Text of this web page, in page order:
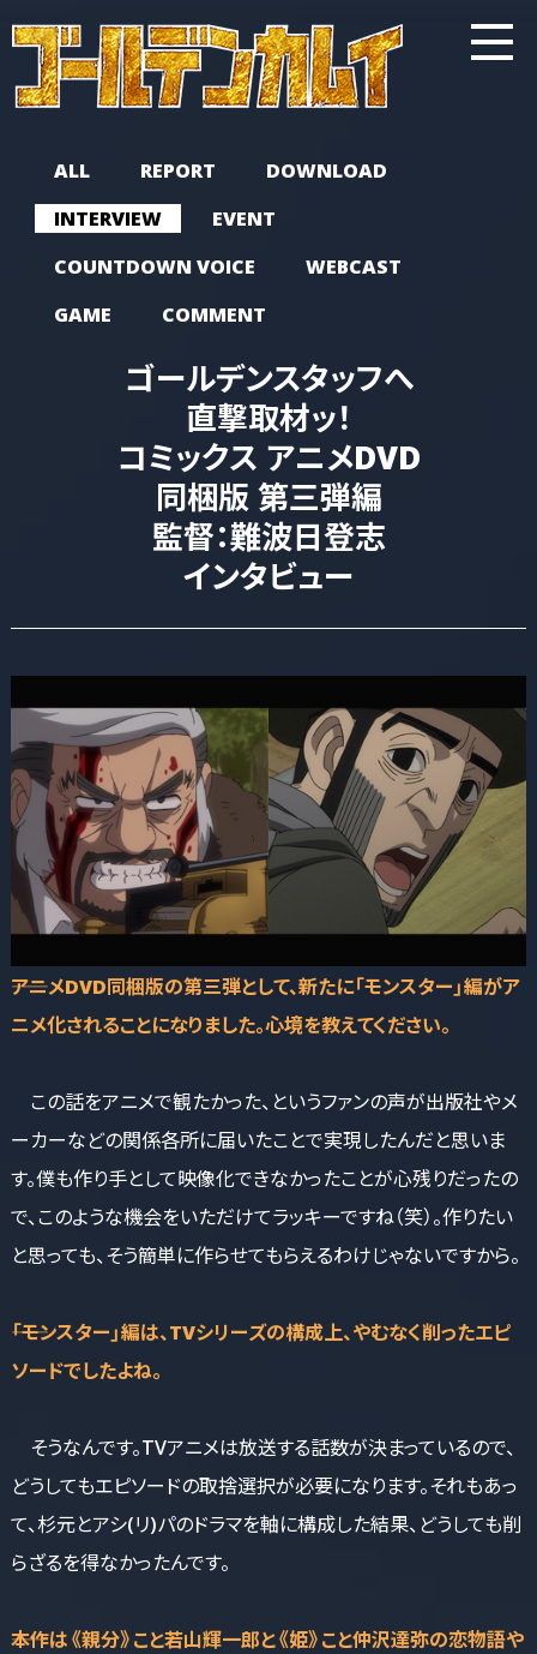
ALL REPORT
DOWNLOAD
INTERVIEW
EVENT
COUNTDOWN VOICE
WEBCAST
GAME
COMMENT
ゴールデンスタッフへ
直撃取材ッ！
コミックス アニメDVD
同梱版 第三弾編
監督：難波日登志
インタビュー
――アニメDVD同梱版の第三弾として、新たに「モンスター」編がア
ニメ化されることになりました。心境を教えてください。
この話をアニメで観たかった、というファンの声が出版社やメ
ーカーなどの関係各所に届いたことで実現したんだと思いま
す。僕も作り手として映像化できなかったことが心残りだったの
で、このような機会をいただけてラッキーですね（笑）。作りたい
と思っても、そう簡単に作らせてもらえるわけじゃないですから。
――「モンスター」編は、TVシリーズの構成上、やむなく削ったエピ
ソードでしたよね。
そうなんです。TVアニメは放送する話数が決まっているので、
どうしてもエピソードの取捨選択が必要になります。それもあっ
て、杉元とアシ(リ)パのドラマを軸に構成した結果、どうしても削
らざるを得なかったんです。
――本作は《親分》こと若山輝一郎と《姫》こと仲沢達弥の恋物語や